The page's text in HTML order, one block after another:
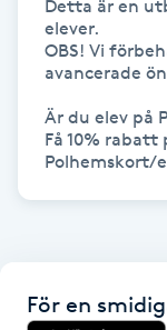
Laserbehandling
Lashlift Keratin
LPG
Detta är en
elever.
OBS! Vi
avancerade
Är du elev på
Få 10%
Polhemskort/
För en